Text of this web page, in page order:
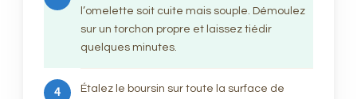
l’omelette soit cuite mais souple. Démoulez
sur un torchon propre et laissez tiédir
quelques minutes.
4
Étalez le boursin sur toute la surface de